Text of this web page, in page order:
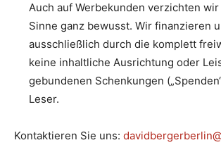
Auch auf Werbekunden verzichten
Sinne ganz bewusst. Wir finanzieren
ausschließlich durch die komplett
keine inhaltliche Ausrichtung oder
gebundenen Schenkungen
Leser.
Kontaktieren Sie uns: